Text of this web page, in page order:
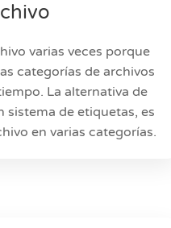
varias veces porque
categorías de archivos
La alternativa de
sistema de etiquetas, es
en varias categorías.